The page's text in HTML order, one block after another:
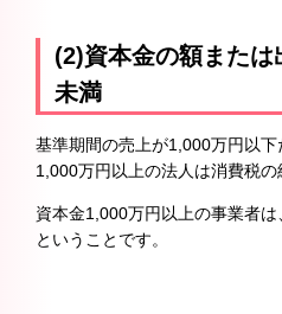
(2)資本金の額または
未満
基準期間の売上が1,000万円以
1,000万円以上の法人は消費税の
資本金1,000万円以上の事業者
ということです。